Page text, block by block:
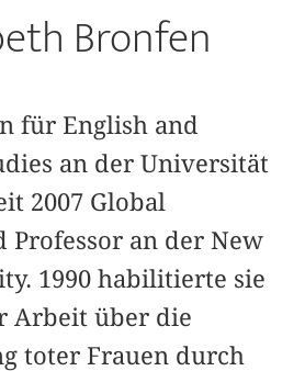
Bronfen
für English and
an der Universität
2007 Global
Professor an der New
1990 habilitierte sie
Arbeit über die
toter Frauen durch